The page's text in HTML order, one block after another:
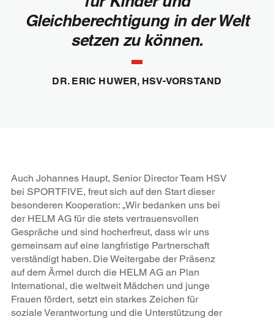
Gleichberechtigung in der Welt
setzen zu können.
DR. ERIC HUWER, HSV-VORSTAND
Auch Johannes Haupt, Senior Director Team HSV
bei SPORTFIVE, freut sich auf den Start dieser
besonderen Kooperation: „Wir bedanken uns bei
der HELM AG für die stets vertrauensvollen
Gespräche und sind hocherfreut, dass wir uns
gemeinsam auf eine langfristige Partnerschaft
verständigt haben. Die Weitergabe der Präsenz
auf dem Ärmel durch die HELM AG an Plan
International, die weltweit Mädchen und junge
Frauen fördert, setzt ein starkes Zeichen für
soziale Verantwortung und die Unterstützung der